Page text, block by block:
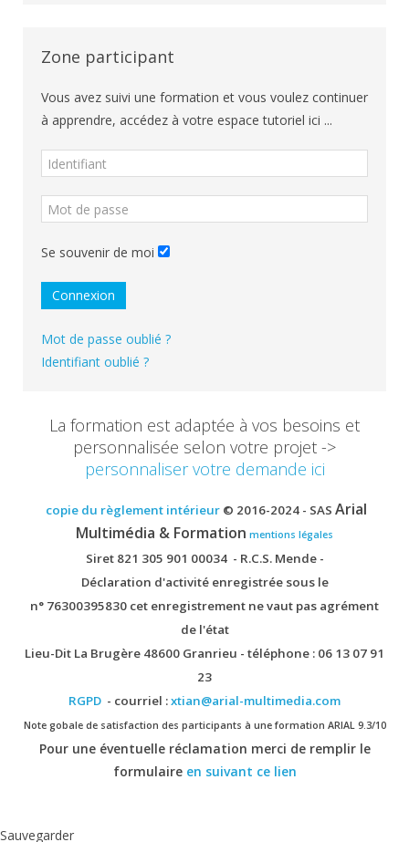
Zone participant
Vous avez suivi une formation et vous voulez continuer
à apprendre, accédez à votre espace tutoriel ici ...
Se souvenir de moi
Connexion
Mot de passe oublié ?
Identifiant oublié ?
La formation est adaptée à vos besoins et
personnalisée selon votre projet ->
personnaliser votre demande ici
copie du règlement intérieur © 2016-2024 - SAS Arial
Multimédia & Formation mentions légales
Siret 821 305 901 00034 - R.C.S. Mende -
Déclaration d'activité enregistrée sous le
n° 76300395830 cet enregistrement ne vaut pas agrément
de l'état
Lieu-Dit La Brugère 48600 Granrieu - téléphone : 06 13 07 91
23
RGPD - courriel :xtian@arial-multimedia.com
Note gobale de satisfaction des participants à une formation ARIAL 9.3/10
Pour une éventuelle réclamation merci de remplir le
formulaireen suivant ce lien
Sauvegarder